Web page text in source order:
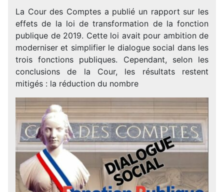
La Cour des Comptes a publié un rapport sur les
effets de la loi de transformation de la fonction
publique de 2019. Cette loi avait pour ambition de
moderniser et simplifier le dialogue social dans les
trois fonctions publiques. Cependant, selon les
conclusions de la Cour, les résultats restent
mitigés : la réduction du nombre